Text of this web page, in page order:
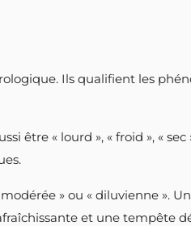
Ils qualifient les
être « lourd », « froid », « sec
» ou « diluvienne ».
et une tempête